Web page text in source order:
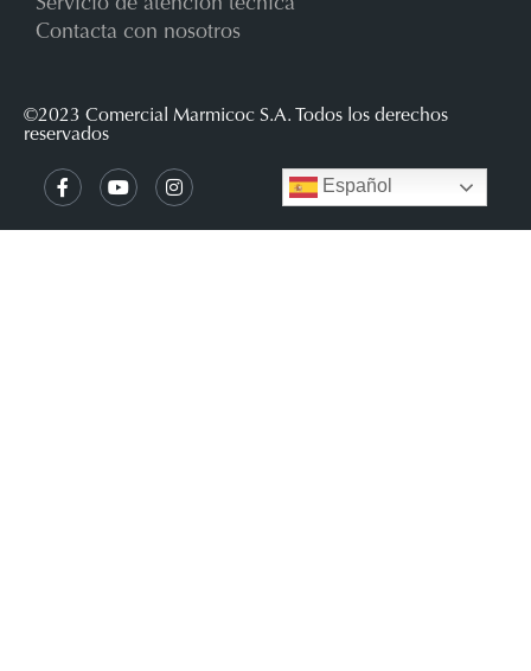
Contacta con nosotros
©2023 Comercial Marmicoc S.A. Todos los derechos
reservados
Español